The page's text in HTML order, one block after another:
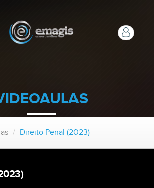
LOGIN
Direito Penal (2023)